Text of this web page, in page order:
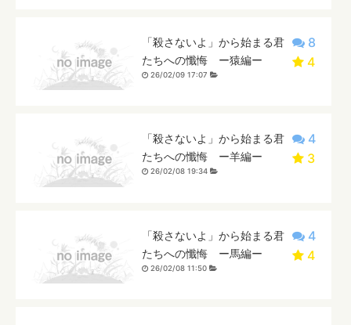
8
4
「殺さないよ」から始まる君
たちへの懺悔 ー猿編ー
26/02/09 17:07
4
3
「殺さないよ」から始まる君
たちへの懺悔 ー羊編ー
26/02/08 19:34
4
4
「殺さないよ」から始まる君
たちへの懺悔 ー馬編ー
26/02/08 11:50